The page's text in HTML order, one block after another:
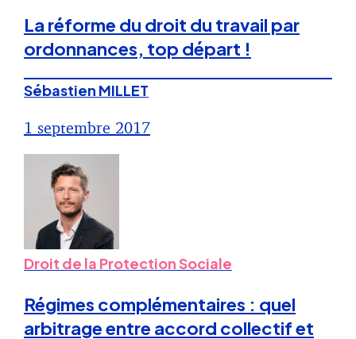
La réforme du droit du travail par
ordonnances, top départ !
Sébastien MILLET
1 septembre 2017
Droit de la Protection Sociale
Régimes complémentaires : quel
arbitrage entre accord collectif et